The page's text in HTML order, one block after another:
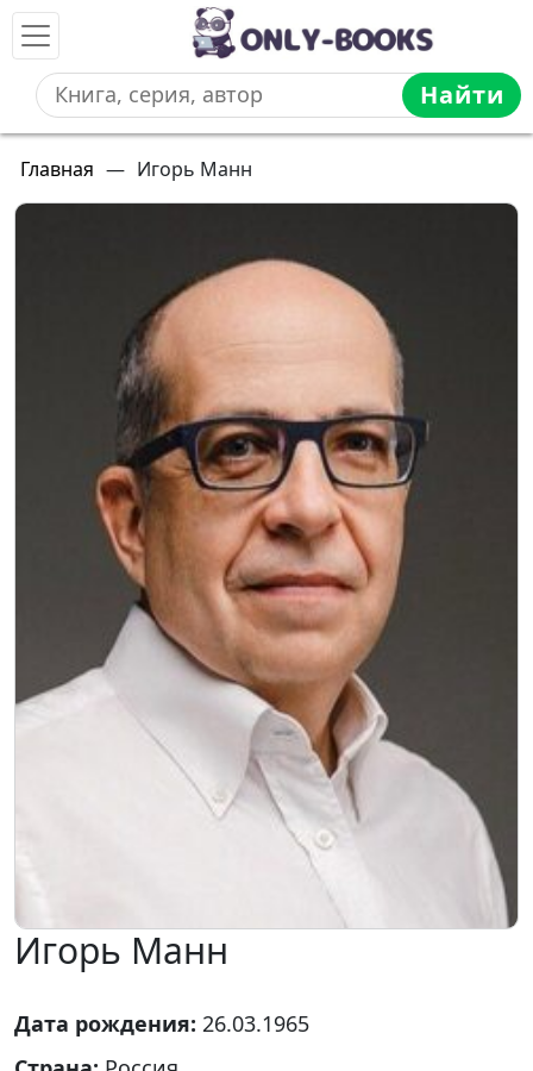
Найти
Главная — Игорь Манн
Игорь Манн
Дата рождения: 26.03.1965